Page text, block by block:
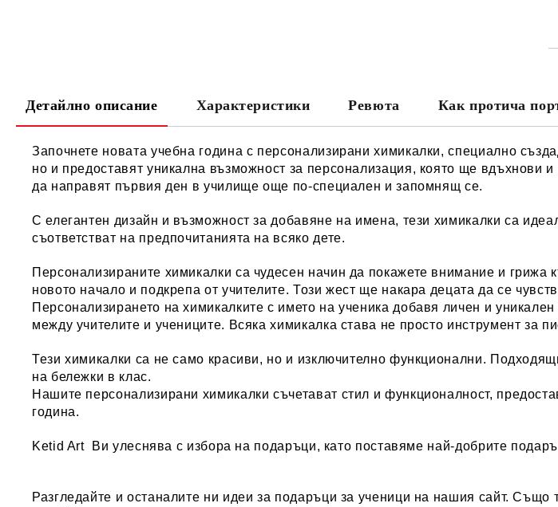
Детайлно описание Характеристики Ревюта Как протича
Започнете новата учебна година с персонализирани химикалки, специално
но и предоставят уникална възможност за персонализация, която ще вдъхнови
да направят първия ден в училище още по-специален и запомнящ се.
С елегантен дизайн и възможност за добавяне на имена, тези химикалки са
съответстват на предпочитанията на всяко дете.
Персонализираните химикалки са чудесен начин да покажете внимание и
новото начало и подкрепа от учителите. Този жест ще накара децата да се
Персонализирането на химикалките с името на ученика добавя личен и
между учителите и учениците. Всяка химикалка става не просто инструмент за
Тези химикалки са не само красиви, но и изключително функционални.
на бележки в клас.
Нашите персонализирани химикалки съчетават стил и функционалност,
година.
Ketid ArtВи улеснява с избора на подаръци, като поставяме най-добрите
Разгледайте и останалите ни идеи за подаръци за ученици на нашия сайт. Също